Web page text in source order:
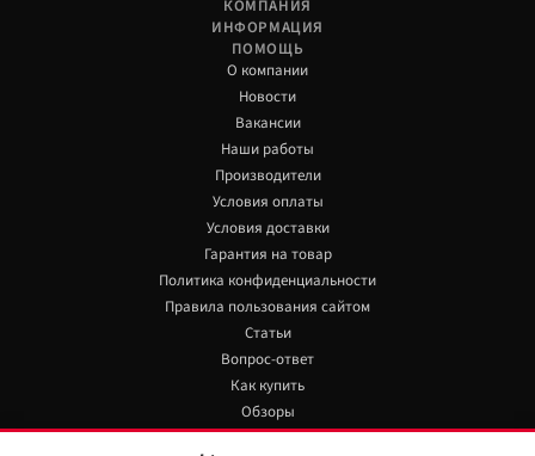
КОМПАНИЯ
ИНФОРМАЦИЯ
ПОМОЩЬ
О компании
Новости
Вакансии
Наши работы
Производители
Условия оплаты
Условия доставки
Гарантия на товар
Политика конфиденциальности
Правила пользования сайтом
Статьи
Вопрос-ответ
Как купить
Обзоры